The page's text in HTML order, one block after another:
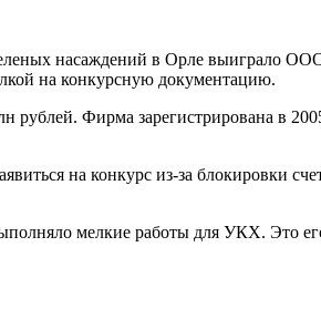
насаждений в Орле выиграло
на конкурсную документацию.
Фирма зарегистрирована в
на конкурс из-за
мелкие работы для УКХ. Это